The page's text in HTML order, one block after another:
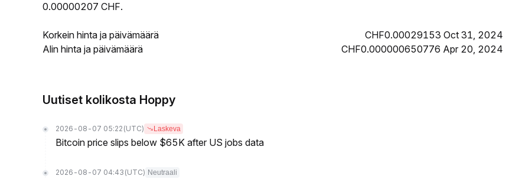
0.00000207 CHF.
Korkein hinta ja päivämäärä
CHF0.00029153 Oct 31, 2024
Alin hinta ja päivämäärä
CHF0.000000650776 Apr 20, 2024
Uutiset kolikosta Hoppy
2026-08-07 05:22 (UTC) Laskeva
Bitcoin price slips below $65K after US jobs data
2026-08-07 04:43 (UTC) Neutraali